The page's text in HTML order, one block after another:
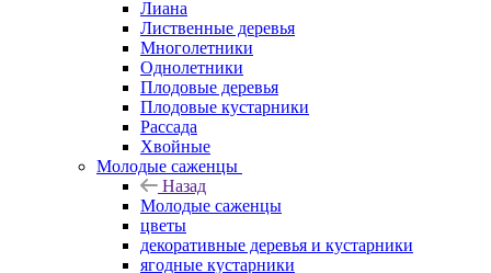
Лиана
Лиственные деревья
Многолетники
Однолетники
Плодовые деревья
Плодовые кустарники
Рассада
Хвойные
Молодые саженцы
Назад
Молодые саженцы
цветы
декоративные деревья и кустарники
ягодные кустарники